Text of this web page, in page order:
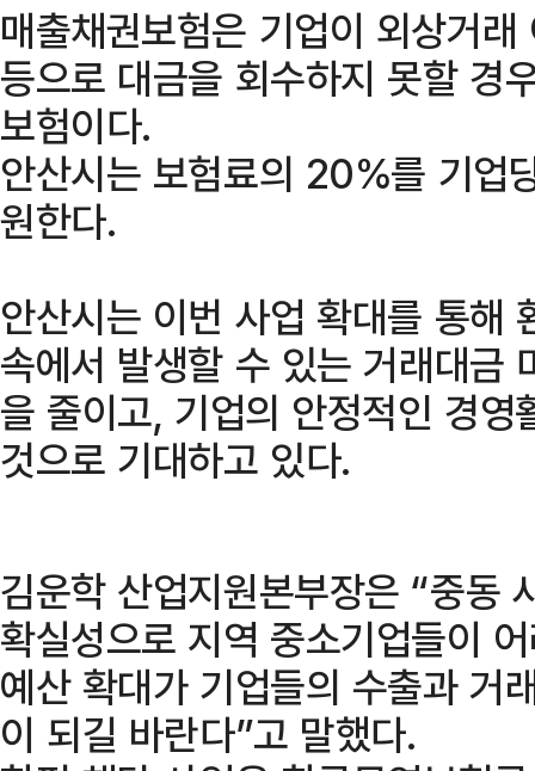
매출채권보험은 기업이 외상거
등으로 대금을 회수하지 못할 경
보험이다.
안산시는 보험료의 20%를 기업
원한다.
안산시는 이번 사업 확대를 통해
속에서 발생할 수 있는 거래대금
을 줄이고, 기업의 안정적인 경
것으로 기대하고 있다.
김운학 산업지원본부장은 “중동
확실성으로 지역 중소기업들이
예산 확대가 기업들의 수출과 거
이 되길 바란다”고 말했다.